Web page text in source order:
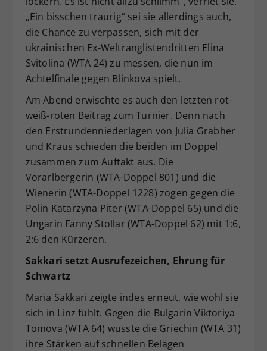
„Ein bisschen traurig“ sei sie allerdings auch,
die Chance zu verpassen, sich mit der
ukrainischen Ex-Weltranglistendritten Elina
Svitolina (WTA 24) zu messen, die nun im
Achtelfinale gegen Blinkova spielt.
Am Abend erwischte es auch den letzten rot-
weiß-roten Beitrag zum Turnier. Denn nach
den Erstrundenniederlagen von Julia Grabher
und Kraus schieden die beiden im Doppel
zusammen zum Auftakt aus. Die
Vorarlbergerin (WTA-Doppel 801) und die
Wienerin (WTA-Doppel 1228) zogen gegen die
Polin Katarzyna Piter (WTA-Doppel 65) und die
Ungarin Fanny Stollar (WTA-Doppel 62) mit 1:6,
2:6 den Kürzeren.
Sakkari setzt Ausrufezeichen, Ehrung für
Schwartz
Maria Sakkari zeigte indes erneut, wie wohl sie
sich in Linz fühlt. Gegen die Bulgarin Viktoriya
Tomova (WTA 64) wusste die Griechin (WTA 31)
ihre Stärken auf schnellen Belägen